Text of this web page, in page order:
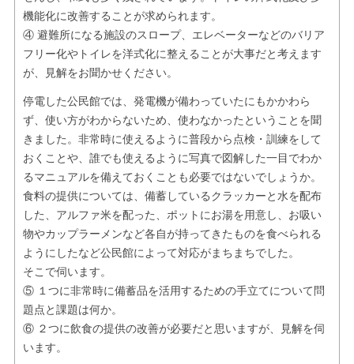
機能化に改善することが求められます。
④ 避難所になる施設のスロープ、エレベーターなどのバリア
フリー化やトイレを洋式化に整えることが大事だと考えます
が、見解をお聞かせください。
停電した公民館では、発電機が備わっていたにもかかわら
ず、使い方がわからないため、使わなかったということを聞
きました。非常時に使えるように普段から点検・訓練をして
おくことや、誰でも使えるように写真で図解した一目でわか
るマニュアルを備えておくことも必要ではないでしょうか。
食料の提供については、備蓄しているクラッカーと水を配布
した、アルファ米を配った、ポットにお湯を用意し、お吸い
物やカップラーメンなど各自が持ってきたものを食べられる
ようにしたなど公民館によって対応がまちまちでした。
そこで伺います。
⑤ １つに非常時に備蓄品を活用するための手立てについて問
題点と課題は何か。
⑥ ２つに飲食の提供の改善が必要だと思いますが、見解を伺
います。